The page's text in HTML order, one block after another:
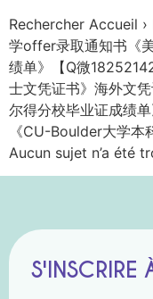
Rechercher Accueil
学offer录取通知书《
绩单》【Q微
士文凭证书》海外文
尔得分校毕业证成绩
《CU-Boulder大学本
Aucun sujet n’a été
S'INSCRIRE